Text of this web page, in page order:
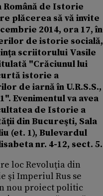
Română de Istorie
plăcerea să vă invite
2014, ora 17, în
de istorie socială,
scriitorului Vasile
"Crăciunul lui
istorie a
de iarnă în U.R.S.S.,
Evenimentul va avea
de Istorie a
din Bucureşti, Sala
(et. 1), Bulevardul
nr. 4-12, sect. 5.
loc Revoluţia din
şi Imperiul Rus se
nou proiect politic